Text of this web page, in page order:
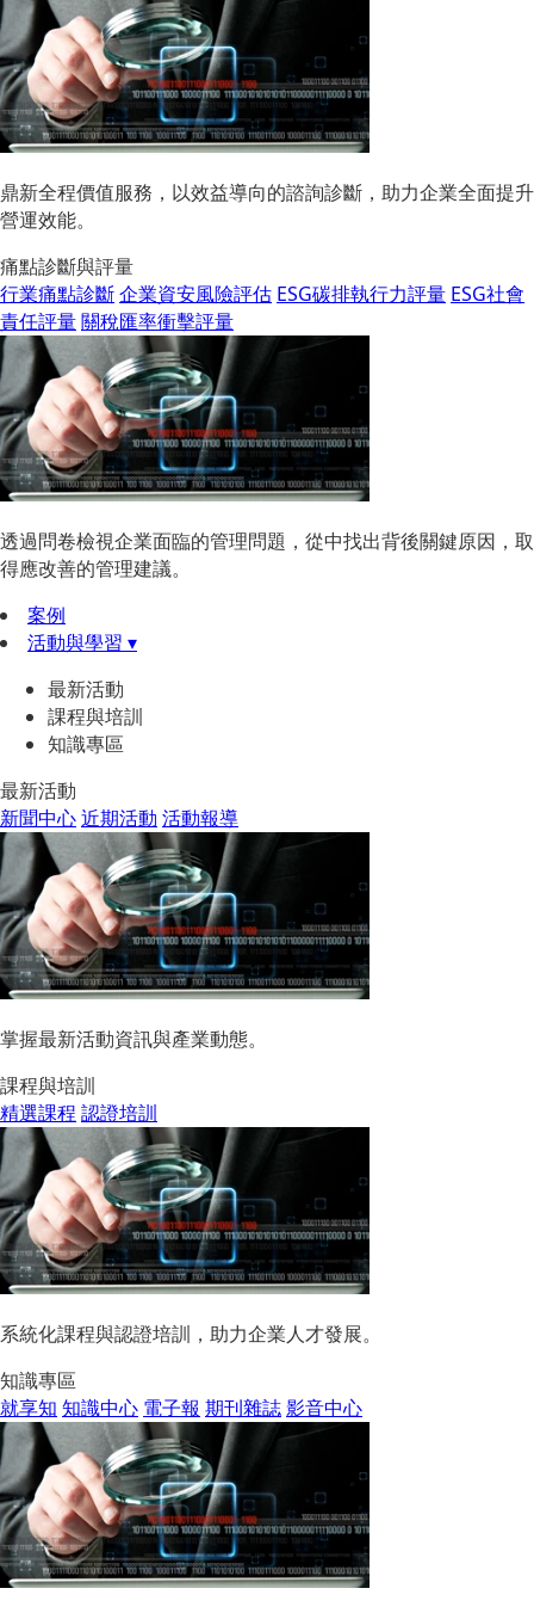
鼎新全程價值服務，以效益導向的諮詢診斷，助力企業全面提升
營運效能。
痛點診斷與評量
行業痛點診斷企業資安風險評估 ESG碳排執行力評量 ESG社會
責任評量關稅匯率衝擊評量
透過問卷檢視企業面臨的管理問題，從中找出背後關鍵原因，取
得應改善的管理建議。
案例
活動與學習 ▾
最新活動
課程與培訓
知識專區
最新活動
新聞中心近期活動 活動報導
掌握最新活動資訊與產業動態。
課程與培訓
精選課程 認證培訓
系統化課程與認證培訓，助力企業人才發展。
知識專區
就享知 知識中心 電子報 期刊雜誌影音中心